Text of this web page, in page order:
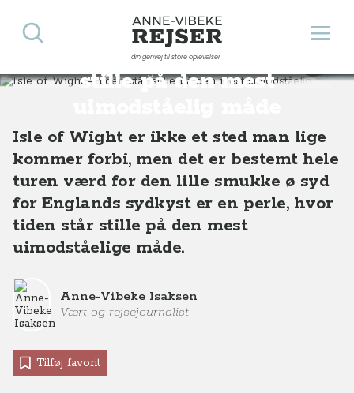
Anne-Vibeke Rejser
din genvej til store oplevelser
Åbn
Søg
Isle of Wight – tiden står
stille på den mest
Destinationer Europa England Isle of Wight – tiden står stille på den mest uimodståelig måde
Isle of Wight er ikke et sted man lige
kommer forbi, men det er bestemt hele
turen værd for den lille smukke ø syd
for Englands sydkyst er en perle, hvor
tiden står stille på den mest
uimodståelige måde.
Anne-Vibeke Isaksen
Vært og rejsejournalist
Tilføj favorit